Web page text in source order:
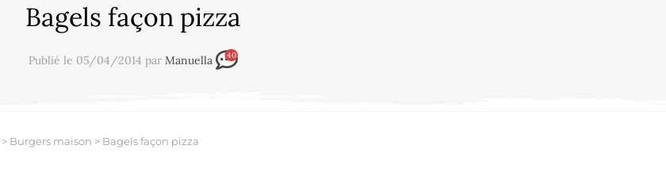
Bagels façon pizza
Publié le 05/04/2014 par Manuella 40
> Burgers maison > Bagels façon pizza